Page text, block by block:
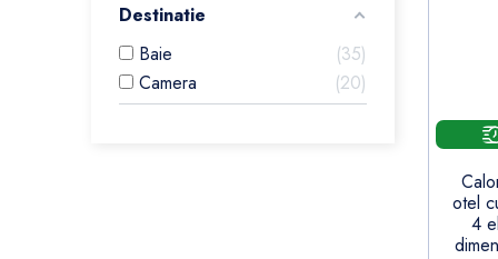
Destinatie
Baie
35
Camera
20
otel
4